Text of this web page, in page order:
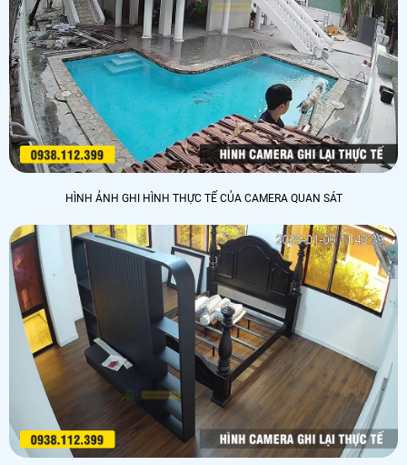
HÌNH ẢNH GHI HÌNH THỰC TẾ CỦA CAMERA QUAN SÁT